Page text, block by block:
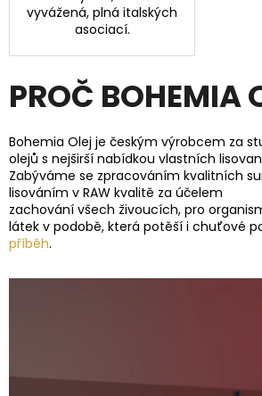
vyvážená, plná italských
asociací.
PROČ BOHEMIA
Bohemia Olej je českým výrobcem za
olejů s nejširší nabídkou vlastních
Zabýváme se zpracováním kvalitních
lisováním v RAW kvalitě za účelem
zachování všech živoucích, pro
látek v podobě, která potěší i chuťové
příběh.